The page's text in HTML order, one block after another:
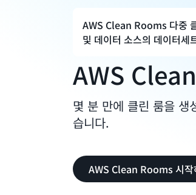
AWS Clean Rooms 다중
및 데이터 소스의 데이터세
AWS
몇 분 만에 클린 룸을 생
습니다.
AWS Clean Rooms 시작